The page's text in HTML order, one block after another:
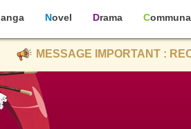
Manga Novel Drama
MESSAGE IMPORTANT :